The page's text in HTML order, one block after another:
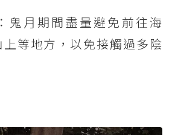
鬼月期間盡量避免前往海
等地方，以免接觸過多陰